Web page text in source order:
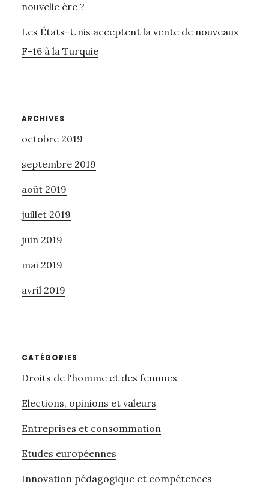
nouvelle ère ?
Les États-Unis acceptent la vente de nouveaux
F-16 à la Turquie
ARCHIVES
octobre 2019
septembre 2019
août 2019
juillet 2019
juin 2019
mai 2019
avril 2019
CATÉGORIES
Droits de l'homme et des femmes
Elections, opinions et valeurs
Entreprises et consommation
Etudes européennes
Innovation pédagogique et compétences